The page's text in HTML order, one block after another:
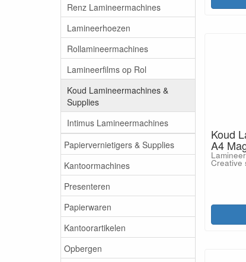
Renz Lamineermachines
Lamineerhoezen
Rollamineermachines
Lamineerfilms op Rol
Koud Lamineermachines &
Supplies
Intimus Lamineermachines
Papiervernietigers & Supplies
Kantoormachines
Presenteren
Papierwaren
Kantoorartikelen
Opbergen
Koud
A4
Creative